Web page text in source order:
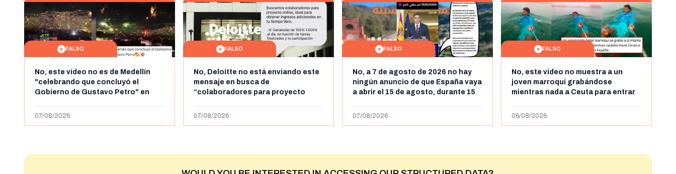
FALSO
No, este vídeo no es de Medellín
"celebrando que concluyó el
Gobierno de Gustavo Petro" en
de 2024
07/08/2026
FALSO
No, Deloitte no está enviando este
mensaje en busca de
“colaboradores para proyecto
1.000 euros al día: es un timo
07/08/2026
FALSO
No, a 7 de agosto de 2026 no hay
ningún anuncio de que España vaya
a abrir el 15 de agosto, durante 15
y Ceuta
07/08/2026
FALSO
No, este vídeo no muestra a un
joven marroquí grabándose
mientras nada a Ceuta para entrar
más de 450km de Ceuta y el autor lo
06/08/2026